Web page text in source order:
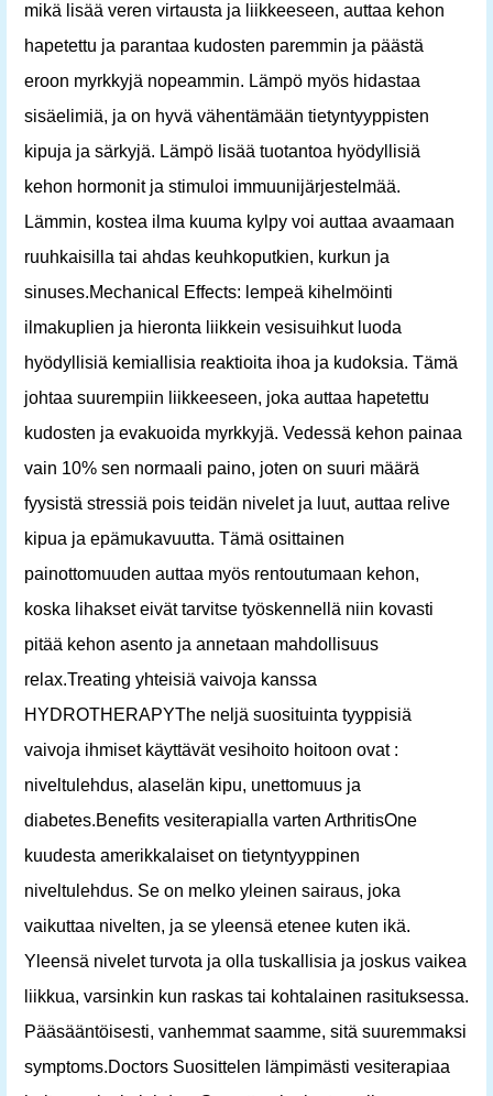
mikä lisää veren virtausta ja liikkeeseen, auttaa kehon
hapetettu ja parantaa kudosten paremmin ja päästä
eroon myrkkyjä nopeammin. Lämpö myös hidastaa
sisäelimiä, ja on hyvä vähentämään tietyntyyppisten
kipuja ja särkyjä. Lämpö lisää tuotantoa hyödyllisiä
kehon hormonit ja stimuloi immuunijärjestelmää.
Lämmin, kostea ilma kuuma kylpy voi auttaa avaamaan
ruuhkaisilla tai ahdas keuhkoputkien, kurkun ja
sinuses.Mechanical Effects: lempeä kihelmöinti
ilmakuplien ja hieronta liikkein vesisuihkut luoda
hyödyllisiä kemiallisia reaktioita ihoa ja kudoksia. Tämä
johtaa suurempiin liikkeeseen, joka auttaa hapetettu
kudosten ja evakuoida myrkkyjä. Vedessä kehon painaa
vain 10% sen normaali paino, joten on suuri määrä
fyysistä stressiä pois teidän nivelet ja luut, auttaa relive
kipua ja epämukavuutta. Tämä osittainen
painottomuuden auttaa myös rentoutumaan kehon,
koska lihakset eivät tarvitse työskennellä niin kovasti
pitää kehon asento ja annetaan mahdollisuus
relax.Treating yhteisiä vaivoja kanssa
HYDROTHERAPYThe neljä suosituinta tyyppisiä
vaivoja ihmiset käyttävät vesihoito hoitoon ovat :
niveltulehdus, alaselän kipu, unettomuus ja
diabetes.Benefits vesiterapialla varten ArthritisOne
kuudesta amerikkalaiset on tietyntyyppinen
niveltulehdus. Se on melko yleinen sairaus, joka
vaikuttaa nivelten, ja se yleensä etenee kuten ikä.
Yleensä nivelet turvota ja olla tuskallisia ja joskus vaikea
liikkua, varsinkin kun raskas tai kohtalainen rasituksessa.
Pääsääntöisesti, vanhemmat saamme, sitä suuremmaksi
symptoms.Doctors Suosittelen lämpimästi vesiterapiaa